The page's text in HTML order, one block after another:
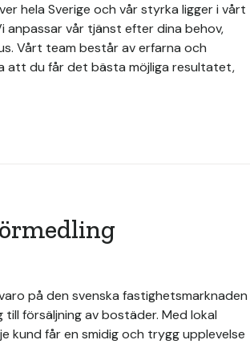
hela Sverige och vår styrka ligger i vårt
anpassar vår tjänst efter dina behov,
Vårt team består av erfarna och
att du får det bästa möjliga resultatet,
på den svenska fastighetsmarknaden
försäljning av bostäder. Med lokal
kund får en smidig och trygg upplevelse